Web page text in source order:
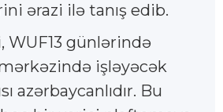
ərazi ilə tanış edib.
WUF13 günlərində
işləyəcək
azərbaycanlıdır. Bu